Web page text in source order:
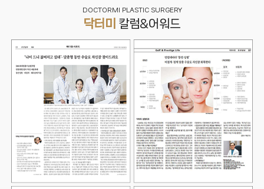
DOCTORMI PLASTIC SURGERY
닥터미 칼럼&어워드